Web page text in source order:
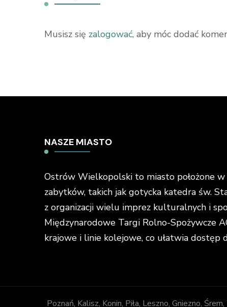
Musisz się zalogować, aby móc dodać
NASZE MIASTO
Ostrów Wielkopolski to miasto położone
zabytków, takich jak gotycka katedra św.
z organizacji wielu imprez kulturalnych i
Międzynarodowe Targi Rolno-Spożywcze
krajowe i linie kolejowe, co ułatwia dostęp
Poznań, Kalisz, Konin, Piła, Leszno, Gniezno,